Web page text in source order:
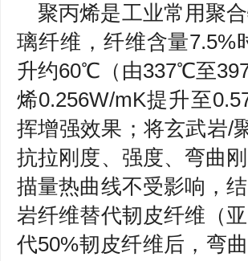
聚丙烯是工业常用聚
璃纤维，纤维含量7.5%
升约60℃（由337℃至
烯0.256W/mK提升至
挥增强效果；将玄武岩/
抗拉刚度、强度、弯曲
描量热曲线不受影响，
岩纤维替代韧皮纤维（
代50%韧皮纤维后，弯